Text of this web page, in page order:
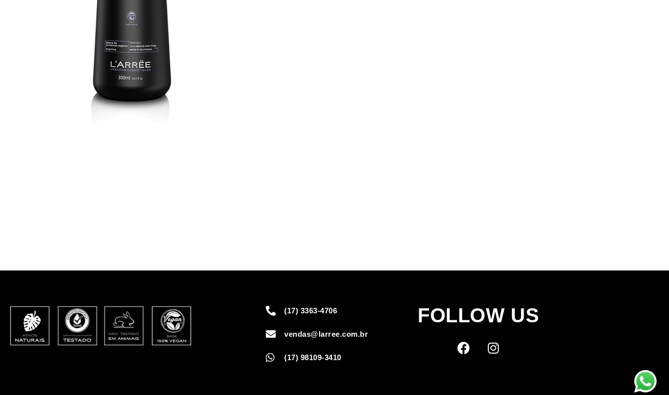
(17) 3363-4706
vendas@larree.com.br
(17) 98109-3410
FOLLOW US